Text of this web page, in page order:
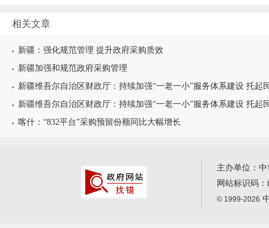
相关文章
新疆：强化规范管理 提升政府采购质效
新疆加强和规范政府采购管理
新疆维吾尔自治区财政厅：持续加强“一老一小”服务体系建设 托起
新疆维吾尔自治区财政厅：持续加强“一老一小”服务体系建设 托起
喀什：“832平台”采购预留份额同比大幅增长
主办单位：
网站标识码：
© 1999-2026